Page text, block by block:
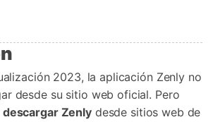
2023, la aplicación Zenly no
desde su sitio web oficial. Pero
descargar Zenlydesde sitios web de